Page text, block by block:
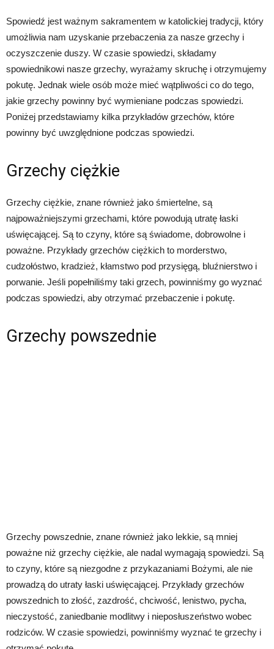
Spowiedź jest ważnym sakramentem w katolickiej tradycji, który
umożliwia nam uzyskanie przebaczenia za nasze grzechy i
oczyszczenie duszy. W czasie spowiedzi, składamy
spowiednikowi nasze grzechy, wyrażamy skruchę i otrzymujemy
pokutę. Jednak wiele osób może mieć wątpliwości co do tego,
jakie grzechy powinny być wymieniane podczas spowiedzi.
Poniżej przedstawiamy kilka przykładów grzechów, które
powinny być uwzględnione podczas spowiedzi.
Grzechy ciężkie
Grzechy ciężkie, znane również jako śmiertelne, są
najpoważniejszymi grzechami, które powodują utratę łaski
uświęcającej. Są to czyny, które są świadome, dobrowolne i
poważne. Przykłady grzechów ciężkich to morderstwo,
cudzołóstwo, kradzież, kłamstwo pod przysięgą, bluźnierstwo i
porwanie. Jeśli popełniliśmy taki grzech, powinniśmy go wyznać
podczas spowiedzi, aby otrzymać przebaczenie i pokutę.
Grzechy powszednie
Grzechy powszednie, znane również jako lekkie, są mniej
poważne niż grzechy ciężkie, ale nadal wymagają spowiedzi. Są
to czyny, które są niezgodne z przykazaniami Bożymi, ale nie
prowadzą do utraty łaski uświęcającej. Przykłady grzechów
powszednich to złość, zazdrość, chciwość, lenistwo, pycha,
nieczystość, zaniedbanie modlitwy i nieposłuszeństwo wobec
rodziców. W czasie spowiedzi, powinniśmy wyznać te grzechy i